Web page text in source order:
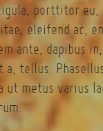
porttitor eu,
eleifend ac,
ante, dapibus
a, tellus.
ut metus varius